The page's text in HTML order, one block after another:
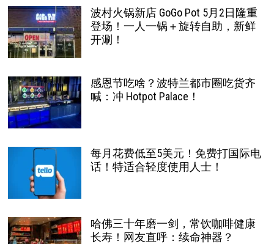
波村火锅新店 GoGo Pot 5月2日隆重
登场！一人一锅＋旋转自助，新鲜
开涮！
感恩节吃啥？波特兰都市圈吃货齐
喊：冲 Hotpot Palace！
每月花费低至5美元！免费打国际电
话！特适合轻度使用人士！
哈佛三十年磨一剑，常饮咖啡健康
长寿！网友直呼：续命神器？